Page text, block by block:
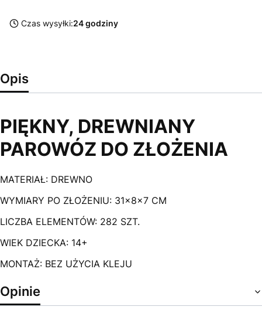
Czas wysyłki:24 godziny
Opis
PIĘKNY, DREWNIANY
PAROWÓZ DO ZŁOŻENIA
MATERIAŁ: DREWNO
WYMIARY PO ZŁOŻENIU: 31x8x7 CM
LICZBA ELEMENTÓW: 282 SZT.
WIEK DZIECKA: 14+
MONTAŻ: BEZ UŻYCIA KLEJU
Opinie